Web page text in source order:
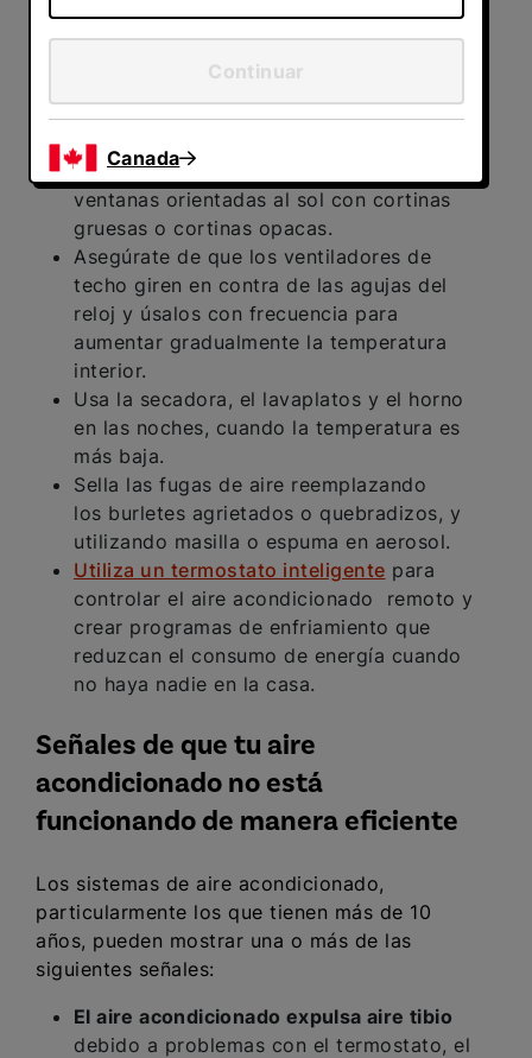
sistema de manera más moderada puede
ayudar a prolongar su vida útil. Mantén tu
hogar cómodo durante el verano sin
lo siguiente:
Bloquea el calor proveniente de las
ventanas orientadas al sol con cortinas
gruesas o cortinas opacas.
Asegúrate de que los ventiladores de
techo giren en contra de las agujas del
reloj y úsalos con frecuencia para
aumentar gradualmente la temperatura
interior.
Usa la secadora, el lavaplatos y el horno
en las noches, cuando la temperatura es
más baja.
Sella las fugas de aire reemplazando
los burletes agrietados o quebradizos, y
utilizando masilla o espuma en aerosol.
Utiliza un termostato inteligente para
controlar el aire acondicionado remoto y
crear programas de enfriamiento que
reduzcan el consumo de energía cuando
no haya nadie en la casa.
Señales de que tu aire
acondicionado no está
funcionando de manera eficiente
Los sistemas de aire acondicionado,
particularmente los que tienen más de 10
años, pueden mostrar una o más de las
siguientes señales:
El aire acondicionado expulsa aire tibio
debido a problemas con el termostato, el
Continuar
Canada